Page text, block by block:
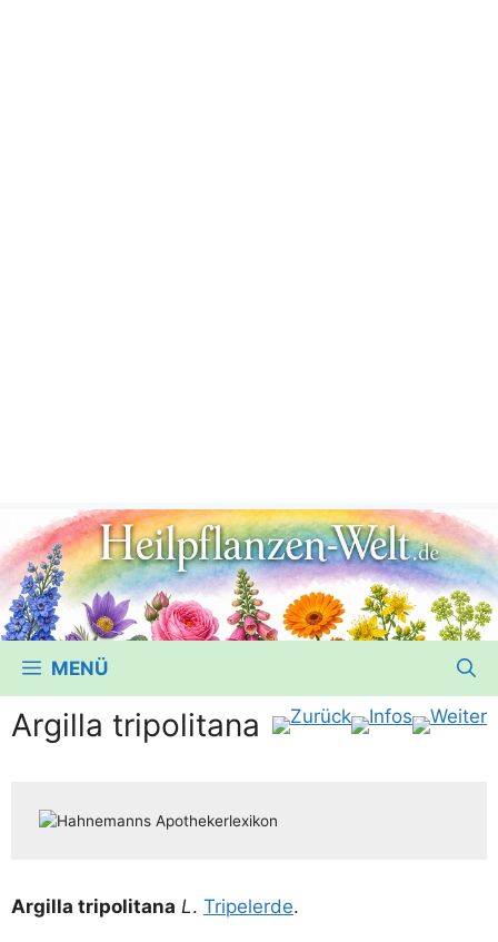
MENÜ
Argilla tripolitana
Argil­la tri­po­li­ta­na L. Tri­pe­l­er­de.